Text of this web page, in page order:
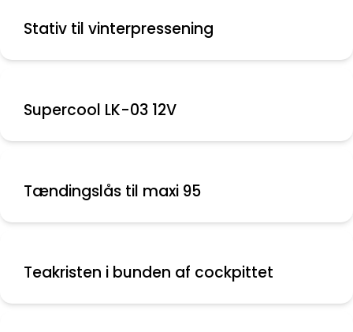
Stativ til vinterpressening
Supercool LK-03 12V
Tændingslås til maxi 95
Teakristen i bunden af cockpittet